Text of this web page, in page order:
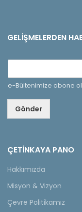
GELIŞMELERDEN
e-Bültenimize abone
Gönder
ÇETINKAYA PANO
Hakkımızda
Misyon & Vizyon
Çevre Politikamız